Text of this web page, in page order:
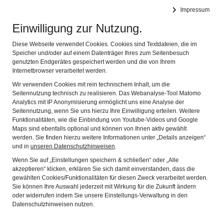
Impressum
Einwilligung zur Nutzung.
Diese Webseite verwendet Cookies. Cookies sind Textdateien, die im
Speicher und/oder auf einem Datenträger Ihres zum Seitenbesuch
genutzten Endgerätes gespeichert werden und die von Ihrem
Internetbrowser verarbeitet werden.
Wir verwenden Cookies mit rein technischem Inhalt, um die
Seitennutzung technisch zu realisieren. Das Webanalyse-Tool Matomo
Analytics mit IP Anonymisierung ermöglicht uns eine Analyse der
Seitennutzung, wenn Sie uns hierzu Ihre Einwilligung erteilen. Weitere
Funktionalitäten, wie die Einbindung von Youtube-Videos und Google
Maps sind ebenfalls optional und können von Ihnen aktiv gewählt
werden. Sie finden hierzu weitere Informationen unter „Details anzeigen“
und in unseren Datenschutzhinweisen.
Wenn Sie auf „Einstellungen speichern & schließen“ oder „Alle
akzeptieren“ klicken, erklären Sie sich damit einverstanden, dass die
gewählten Cookies/Funktionalitäten für diesen Zweck verarbeitet werden.
Sie können Ihre Auswahl jederzeit mit Wirkung für die Zukunft ändern
oder widerrufen indem Sie unsere Einstellungs-Verwaltung in den
Datenschutzhinweisen nutzen.